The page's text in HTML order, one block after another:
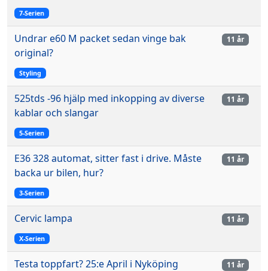
7-Serien
Undrar e60 M packet sedan vinge bak
original?
Styling
11 år
525tds -96 hjälp med inkopping av diverse
kablar och slangar
5-Serien
11 år
E36 328 automat, sitter fast i drive. Måste
backa ur bilen, hur?
3-Serien
11 år
Cervic lampa
X-Serien
11 år
Testa toppfart? 25:e April i Nyköping 11 år